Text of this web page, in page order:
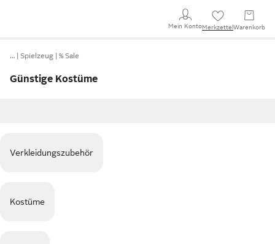
Mein KontoMerkzettel Warenkorb
… Spielzeug % Sale
Günstige Kostüme
Verkleidungszubehör
Kostüme